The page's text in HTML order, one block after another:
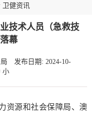
卫健资讯
技术人员（急救技
幕
发布日期: 2024-10-
小
源和社会保障局、澳